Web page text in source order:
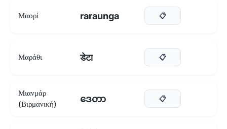
Μαορί raraunga 📋
Μαράθι डेटा 📋
Μιανμάρ
(Βιρμανική)
ဒေတာ 📋